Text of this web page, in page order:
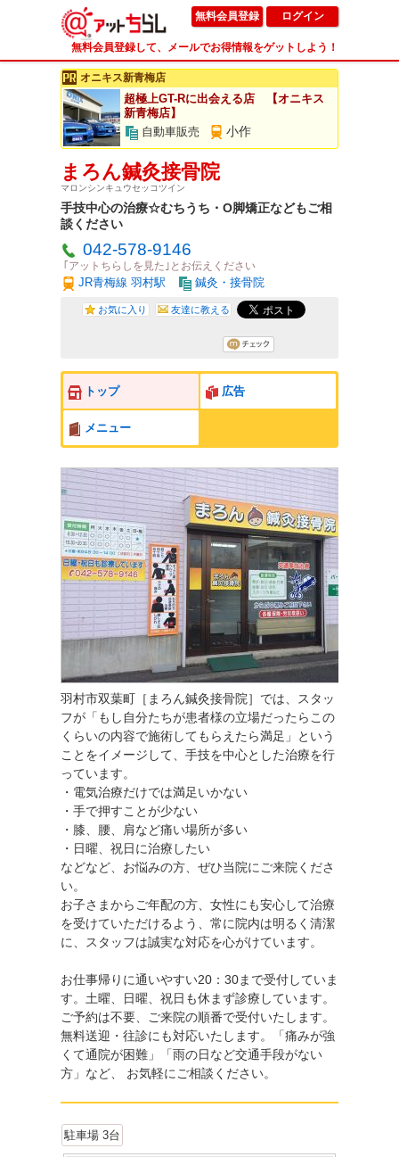
無料会員登録 ログイン
無料会員登録して、メールでお得情報をゲットしよう！
オニキス新青梅店
超極上GT-Rに出会える店 【オニキス
新青梅店】
自動車販売
小作
まろん鍼灸接骨院
マロンシンキュウセッコツイン
手技中心の治療☆むちうち・O脚矯正などもご相
談ください
042-578-9146
｢アットちらしを見た｣とお伝えください
JR青梅線 羽村駅 鍼灸・接骨院
お気に入り 友達に教える
トップ 広告
メニュー
羽村市双葉町［まろん鍼灸接骨院］では、スタッ
フが「もし自分たちが患者様の立場だったらこの
くらいの内容で施術してもらえたら満足」という
ことをイメージして、手技を中心とした治療を行
っています。
・電気治療だけでは満足いかない
・手で押すことが少ない
・膝、腰、肩など痛い場所が多い
・日曜、祝日に治療したい
などなど、お悩みの方、ぜひ当院にご来院くださ
い。
お子さまからご年配の方、女性にも安心して治療
を受けていただけるよう、常に院内は明るく清潔
に、スタッフは誠実な対応を心がけています。
お仕事帰りに通いやすい20：30まで受付していま
す。土曜、日曜、祝日も休まず診療しています。
ご予約は不要、ご来院の順番で受付いたします。
無料送迎・往診にも対応いたします。「痛みが強
くて通院が困難」「雨の日など交通手段がない
方」など、 お気軽にご相談ください。
駐車場 3台